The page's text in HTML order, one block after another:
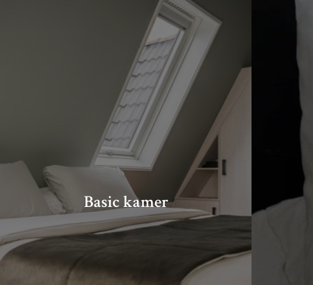
Basic kamer